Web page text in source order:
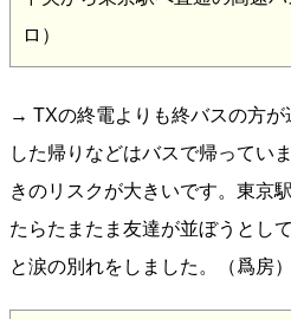
ロ）
→ TXの終電よりも終バスの方が
した帰りなどはバスで帰ってい
きのリスクが大きいです。東京
たらたまたま友達が並ぼうとし
と涙の別れをしました。（爲房）